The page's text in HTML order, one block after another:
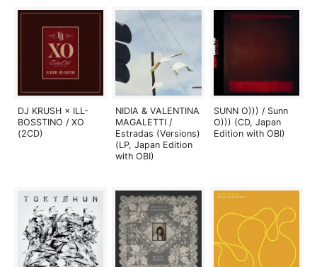
DJ KRUSH × ILL-
BOSSTINO / XO
(2CD)
NIDIA & VALENTINA
MAGALETTI /
Estradas (Versions)
(LP, Japan Edition
with OBI)
SUNN O))) / Sunn
O))) (CD, Japan
Edition with OBI)